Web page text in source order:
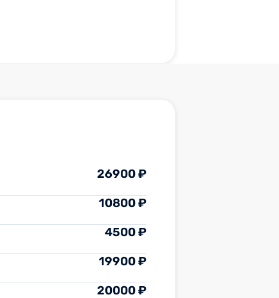
26900 ₽
10800 ₽
4500 ₽
19900 ₽
20000 ₽